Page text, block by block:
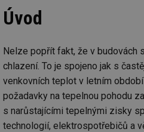
Úvod
Nelze popřít fakt, že v budovách
chlazení. To je spojeno jak s
venkovních teplot v letním
požadavky na tepelnou pohodu
s narůstajícími tepelnými zisky
technologií, elektrospotřebičů a